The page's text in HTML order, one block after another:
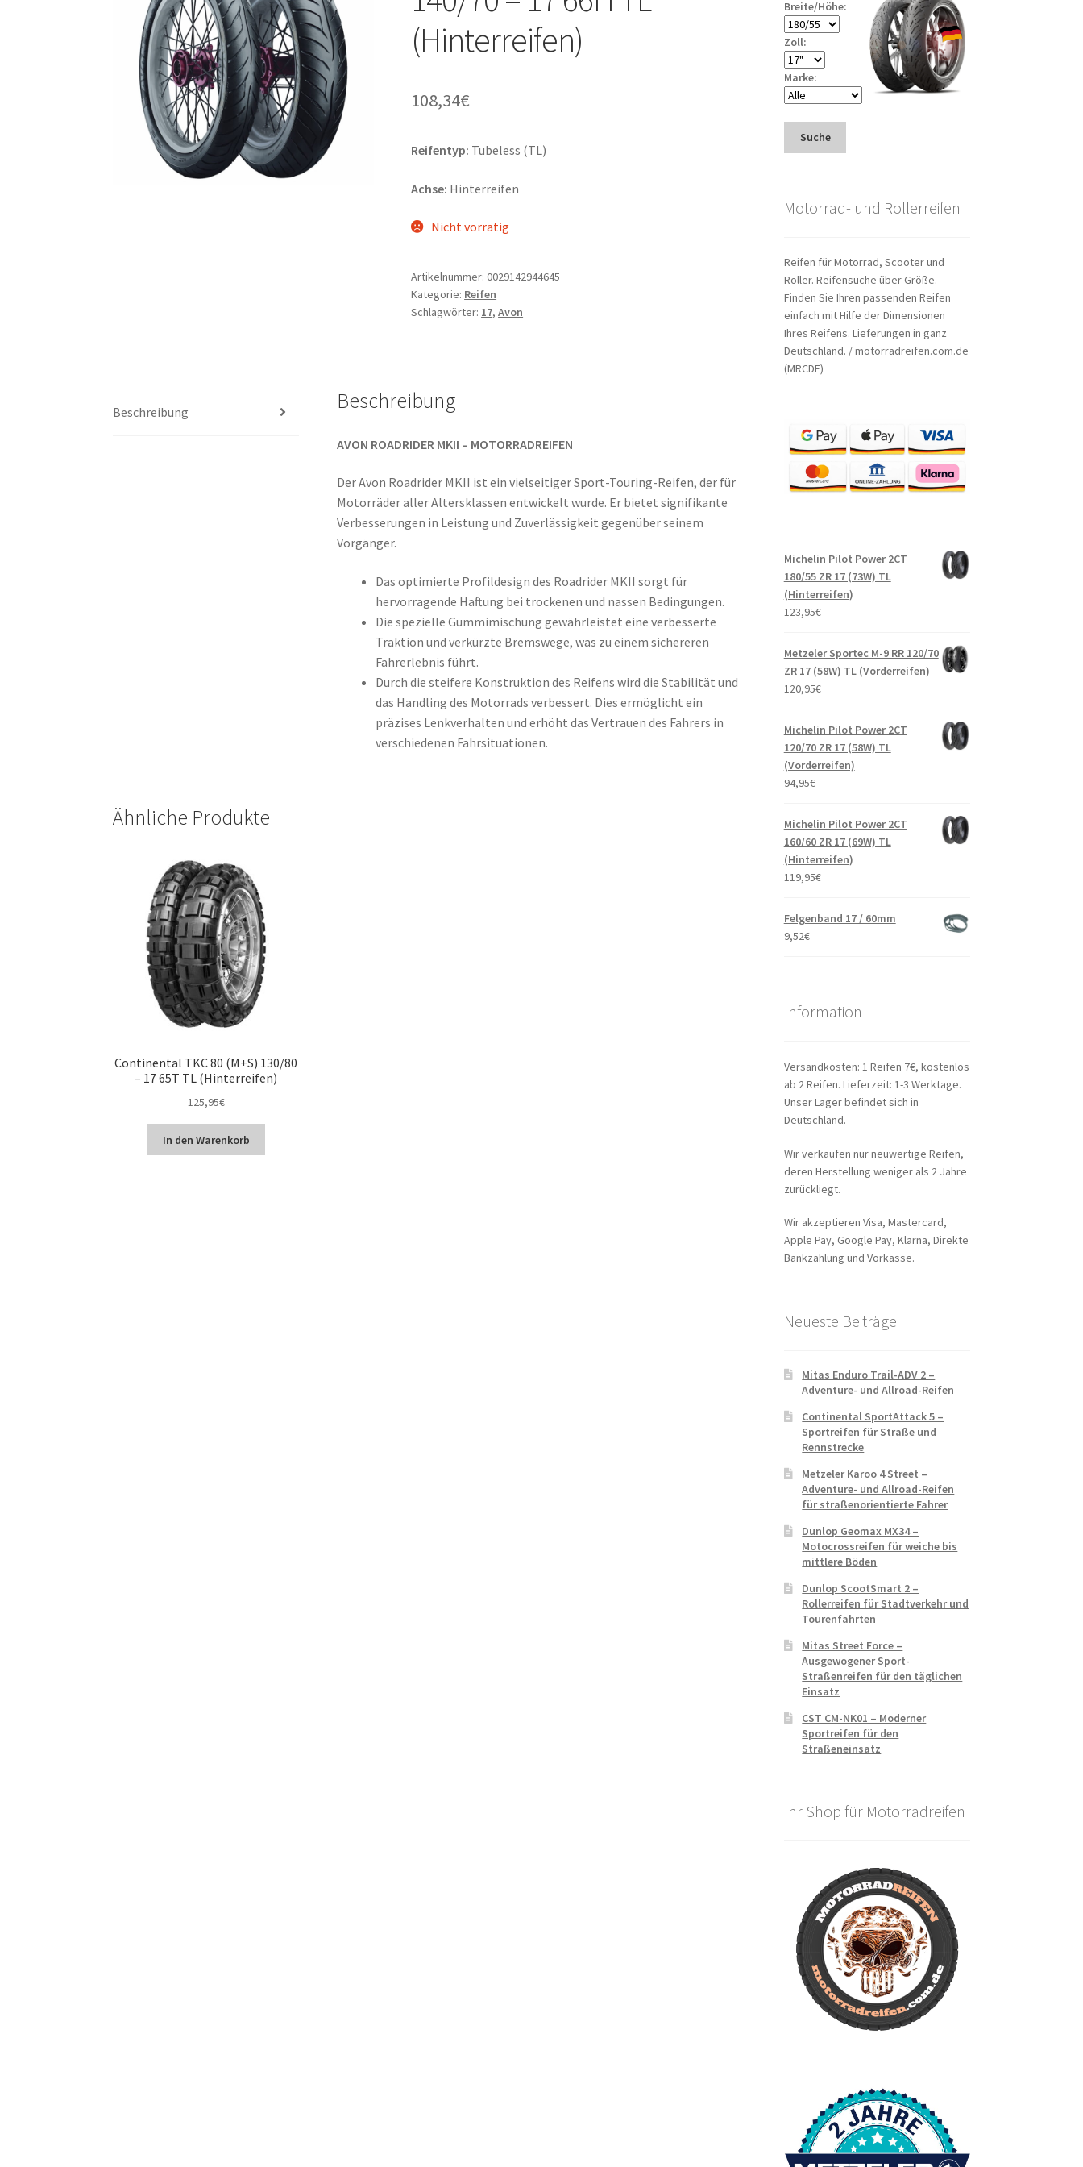
(Hinterreifen)
108,34€
Reifentyp: Tubeless (TL)
Achse: Hinterreifen
Nicht vorrätig
Artikelnummer:0029142944645
Kategorie: Reifen
Schlagwörter: 17,Avon
Beschreibung Beschreibung
AVON ROADRIDER MKII – MOTORRADREIFEN
Der Avon Roadrider MKII ist ein vielseitiger Sport-Touring-Reifen, der für
Motorräder aller Altersklassen entwickelt wurde. Er bietet signifikante
Verbesserungen in Leistung und Zuverlässigkeit gegenüber seinem
Vorgänger.
Das optimierte Profildesign des Roadrider MKII sorgt für
hervorragende Haftung bei trockenen und nassen Bedingungen.
Die spezielle Gummimischung gewährleistet eine verbesserte
Traktion und verkürzte Bremswege, was zu einem sichereren
Fahrerlebnis führt.
Durch die steifere Konstruktion des Reifens wird die Stabilität und
das Handling des Motorrads verbessert. Dies ermöglicht ein
präzises Lenkverhalten und erhöht das Vertrauen des Fahrers in
verschiedenen Fahrsituationen.
Ähnliche Produkte
Continental TKC 80 (M+S) 130/80
– 17 65T TL (Hinterreifen)
125,95€
In den Warenkorb
Breite/Höhe:
Zoll:
Marke:
Suche
Motorrad- und Rollerreifen
Reifen für Motorrad, Scooter und
Roller. Reifensuche über Größe.
Finden Sie Ihren passenden Reifen
einfach mit Hilfe der Dimensionen
Ihres Reifens. Lieferungen in ganz
Deutschland. / motorradreifen.com.de
(MRCDE)
Michelin Pilot Power 2CT
180/55 ZR 17 (73W) TL
(Hinterreifen)
123,95€
Metzeler Sportec M-9 RR 120/70
ZR 17 (58W) TL (Vorderreifen)
120,95€
Michelin Pilot Power 2CT
120/70 ZR 17 (58W) TL
(Vorderreifen)
94,95€
Michelin Pilot Power 2CT
160/60 ZR 17 (69W) TL
(Hinterreifen)
119,95€
Felgenband 17 / 60mm
9,52€
Information
Versandkosten: 1 Reifen 7€, kostenlos
ab 2 Reifen. Lieferzeit: 1-3 Werktage.
Unser Lager befindet sich in
Deutschland.
Wir verkaufen nur neuwertige Reifen,
deren Herstellung weniger als 2 Jahre
zurückliegt.
Wir akzeptieren Visa, Mastercard,
Apple Pay, Google Pay, Klarna, Direkte
Bankzahlung und Vorkasse.
Neueste Beiträge
Mitas Enduro Trail-ADV 2 –
Adventure- und Allroad-Reifen
Continental SportAttack 5 –
Sportreifen für Straße und
Rennstrecke
Metzeler Karoo 4 Street –
Adventure- und Allroad-Reifen
für straßenorientierte Fahrer
Dunlop Geomax MX34 –
Motocrossreifen für weiche bis
mittlere Böden
Dunlop ScootSmart 2 –
Rollerreifen für Stadtverkehr und
Tourenfahrten
Mitas Street Force –
Ausgewogener Sport-
Straßenreifen für den täglichen
Einsatz
CST CM-NK01 – Moderner
Sportreifen für den
Straßeneinsatz
Ihr Shop für Motorradreifen